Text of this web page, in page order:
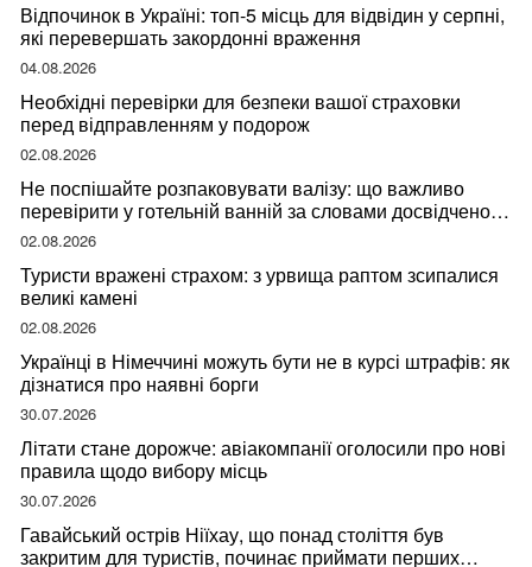
Відпочинок в Україні: топ-5 місць для відвідин у серпні,
які перевершать закордонні враження
04.08.2026
Необхідні перевірки для безпеки вашої страховки
перед відправленням у подорож
02.08.2026
Не поспішайте розпаковувати валізу: що важливо
перевірити у готельній ванній за словами досвідченої
мандрівниці
02.08.2026
Туристи вражені страхом: з урвища раптом зсипалися
великі камені
02.08.2026
Українці в Німеччині можуть бути не в курсі штрафів: як
дізнатися про наявні борги
30.07.2026
Літати стане дорожче: авіакомпанії оголосили про нові
правила щодо вибору місць
30.07.2026
Гавайський острів Ніїхау, що понад століття був
закритим для туристів, починає приймати перших